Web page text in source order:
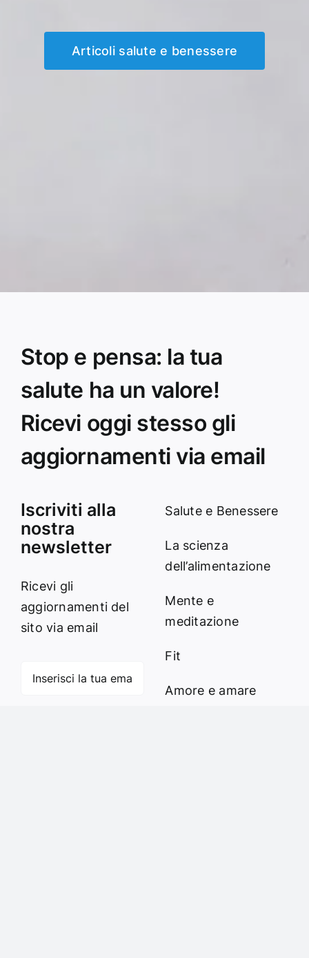
Articoli salute e benessere
Stop e pensa: la tua
salute ha un valore!
Ricevi oggi stesso gli
aggiornamenti via email
Iscriviti alla
nostra
newsletter
Ricevi gli
aggiornamenti del
sito via email
Salute e Benessere
La scienza
dell’alimentazione
Mente e
meditazione
Fit
Amore e amare